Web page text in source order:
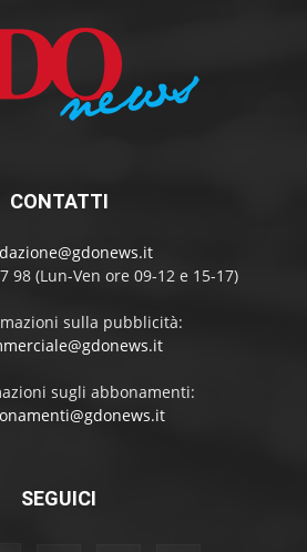
CONTATTI
98 (Lun-Ven ore 09-12 e 15-17)
sulla pubblicità:
sugli abbonamenti:
SEGUICI